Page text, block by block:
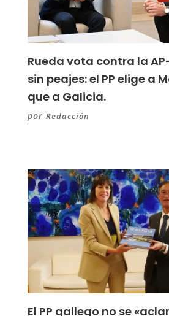
Rueda vota contra la
sin peajes: el PP elige a
que a Galicia.
por Redacción
El PP gallego no se